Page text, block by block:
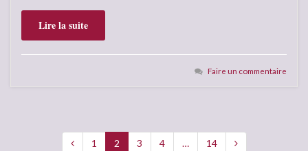
Lire la suite
Faire un commentaire
1 2 3 4 … 14